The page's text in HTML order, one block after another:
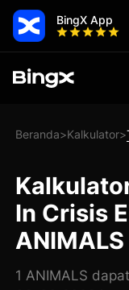
BingX App
Beranda>Kalkulator>
In Crisis
ANIMALS
1 ANIMALS